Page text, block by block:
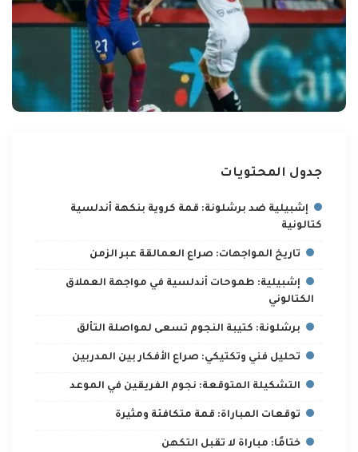
جدول المحتويات
إشبيلية ضد برشلونة: قمة كروية بنكهة أندلسية
كتالونية
تاريخ المواجهات: صراع العمالقة عبر الزمن
إشبيلية: طموحات أندلسية في مواجهة العملاق
الكتالوني
برشلونة: كتيبة النجوم تسعى لمواصلة التألق
تحليل فني وتكتيكي: صراع الأفكار بين المدربين
التشكيلة المتوقعة: نجوم الفريقين في الموعد
توقعات المباراة: قمة متكافئة ومثيرة
ختامًا: مباراة لا تقبل التكهن